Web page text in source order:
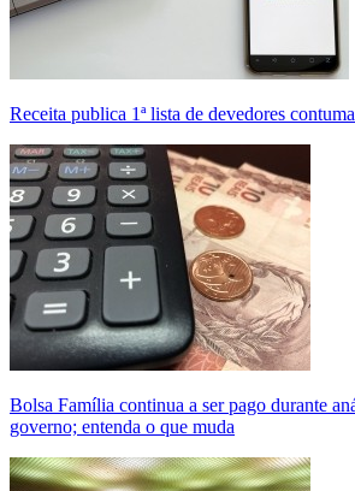
Receita publica 1ª lista de devedores
Bolsa Família continua a ser pago durante
governo; entenda o que muda